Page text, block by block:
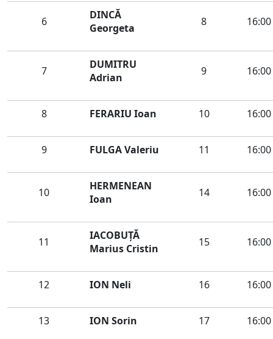
6
DINCĂ
Georgeta
8 16:00
7
DUMITRU
Adrian
9 16:00
8 FERARIU Ioan 10 16:00
9 FULGA Valeriu 11 16:00
10
HERMENEAN
Ioan
14 16:00
11
IACOBUȚĂ
Marius Cristin
15 16:00
12 ION Neli 16 16:00
13 ION Sorin 17 16:00